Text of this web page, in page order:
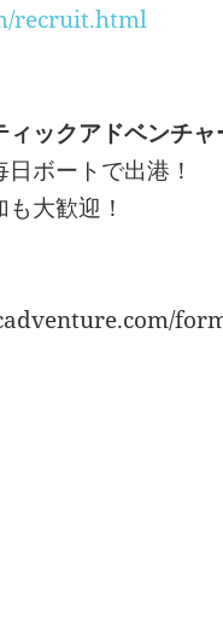
recruit.html
ックアドベンチャ
ボートで出港！
大歓迎！